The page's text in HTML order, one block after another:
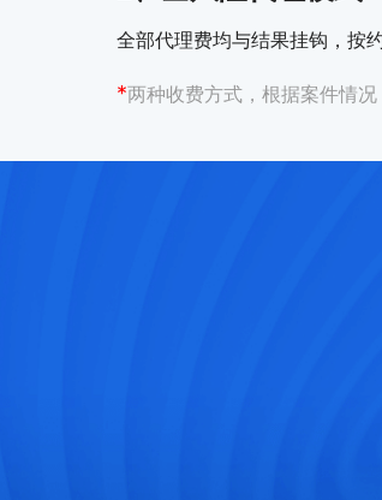
全部代理费均与结果挂钩，按
*两种收费方式，根据案件情